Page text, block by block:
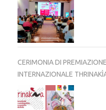
CERIMONIA DI
INTERNAZIONALE